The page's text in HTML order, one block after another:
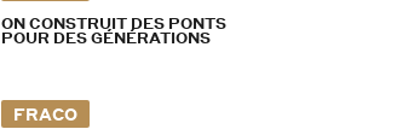
ON CONSTRUIT DES PONTS
POUR DES GÉNÉRATIONS
FRACO